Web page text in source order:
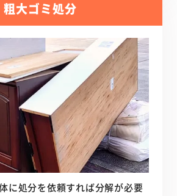
粗大ゴミ処分
に処分を依頼すれば分解が必要